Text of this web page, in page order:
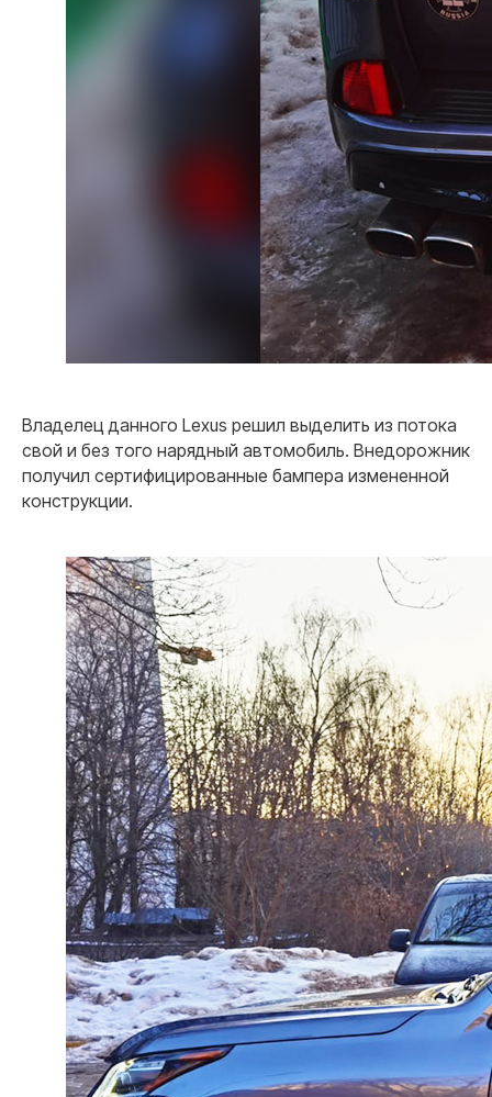
Владелец данного Lexus решил выделить из потока
свой и без того нарядный автомобиль. Внедорожник
получил сертифицированные бампера измененной
конструкции.
Нашипреимущества
Договор с 100%
гарантиями заказчика
Работаем исключительно по договору. Если
мы не сможем вам помочь, то
гарантированно вернем деньги. Нам
доверяют крупные государственные
компании.
01
Оформляем даже самые
сложные переоборудования
02
Помогаем там, где другие отказывают. Работаем
«ПОД КЛЮЧ» по всей России. Взаимодействие с
Технадзором ГИБДД берем на себя.
Почему мы